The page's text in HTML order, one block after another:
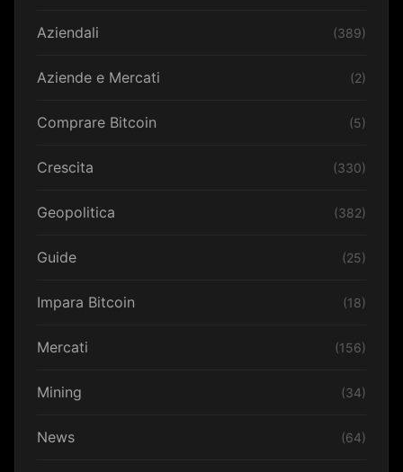
Aziendali (389)
Aziende e Mercati (2)
Comprare Bitcoin (5)
Crescita (330)
Geopolitica (382)
Guide (25)
Impara Bitcoin (18)
Mercati (156)
Mining (34)
News (64)